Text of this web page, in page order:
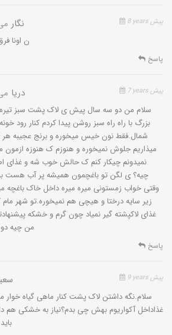
نگار 8 years پیش
ن اونا
پاسخ
دریا 7 years پیش
سلام من دو سه سال پیش ی لاک پشت سبز تیره
بزرگ با راه راه سبز روشن پیدا کردم کنار رود
شمال.فقط نون خیس میخوره و برنج عجیبه هر
میذاریم جلوش نمیخوره و هنوزم ک هنوزه ازمون
نمیدونم چیکار کنم ک حالش خوب شه و غذای
چیه؟ ی لگن تو باغچمون همیشه پر آب هست
وقتی خواب زمستونی میره میره داخل خاک باغچه
زیر سایه درختا و هیچی هم نمیخوره.تو شهر
غذای لاکپشته گیر نمیاد چون گرم و خشکه
من چیه
پاسخ
9 years پیش
سلام.نگه داشتن لاک پشت کنار ماهی گیاه خوار
غذاداخل آکواریوم بهش چی بدم؟نیاز به خشکی هم